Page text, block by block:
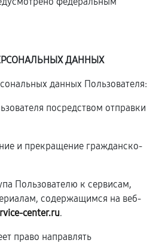
ДАННЫХ
данных Пользователя:
посредством отправки
и прекращение гражданско-
Пользователю к сервисам,
содержащимся на веб-
center.ru.
право направлять